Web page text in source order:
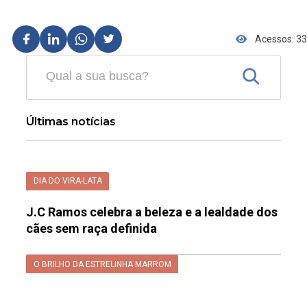
Acessos: 33
Últimas notícias
DIA DO VIRA-LATA
J.C Ramos celebra a beleza e a lealdade dos
cães sem raça definida
O BRILHO DA ESTRELINHA MARROM